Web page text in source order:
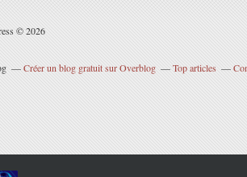
© 2026
Créer un blog gratuit sur Overblog Top articles